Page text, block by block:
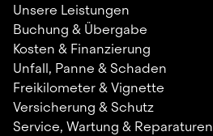
Unsere Leistungen
Buchung & Übergabe
Kosten & Finanzierung
Unfall, Panne & Schaden
Freikilometer & Vignette
Versicherung & Schutz
Service, Wartung & Reparaturen